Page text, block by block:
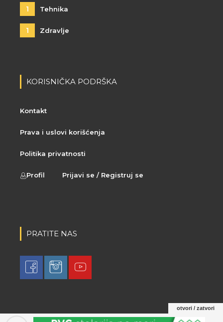
1 Tehnika
1 Zdravlje
KORISNIČKA PODRŠKA
Kontakt
Prava i uslovi korišćenja
Politika privatnosti
Profil Prijavi se / Registruj se
PRATITE NAS
© 2021 LovaLova. All rights reserved.
otvori / zatvori